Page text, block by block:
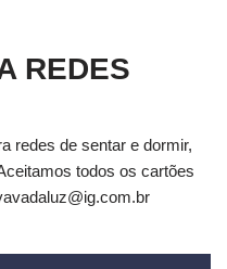
REDES
redes de sentar e dormir,
todos os cartões